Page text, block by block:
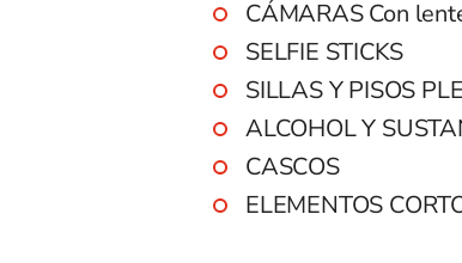
CÁMARAS Con
SELFIE STICKS
SILLAS Y PISOS
ALCOHOL Y
CASCOS
ELEMENTOS